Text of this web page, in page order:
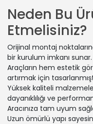
03-
Kw
170
2.0
Neden Bu
Etmelisiniz?
Orijinal montaj
bir kurulum imkanı sunar.
Araçların hem estetik
artırmak için
Yüksek kaliteli
dayanıklılığı ve
Aracınıza tam uyum
Uzun ömürlü yapı